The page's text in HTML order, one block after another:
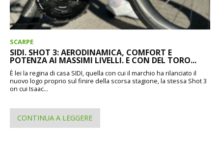
SCARPE
SIDI. SHOT 3: AERODINAMICA, COMFORT E
POTENZA AI MASSIMI LIVELLI. E CON DEL TORO...
È lei la regina di casa SIDI, quella con cui il marchio ha rilanciato il
nuovo logo proprio sul finire della scorsa stagione, la stessa Shot 3
on cui Isaac...
CONTINUA A LEGGERE